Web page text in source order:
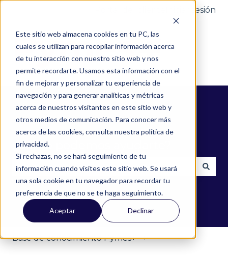
Este sitio web almacena cookies en tu PC, las
cuales se utilizan para recopilar información acerca
de tu interacción con nuestro sitio web y nos
permite recordarte. Usamos esta información con el
fin de mejorar y personalizar tu experiencia de
navegación y para generar analíticas y métricas
acerca de nuestros visitantes en este sitio web y
otros medios de comunicación. Para conocer más
acerca de las cookies, consulta nuestra política de
privacidad.
Si rechazas, no se hará seguimiento de tu
información cuando visites este sitio web. Se usará
una sola cookie en tu navegador para recordar tu
preferencia de que no se te haga seguimiento.
Aceptar Declinar
Iniciar sesión
¿Cómo podemos ayudarte?
No hay sugerencias porque el campo de
Base de conocimiento Pymes+